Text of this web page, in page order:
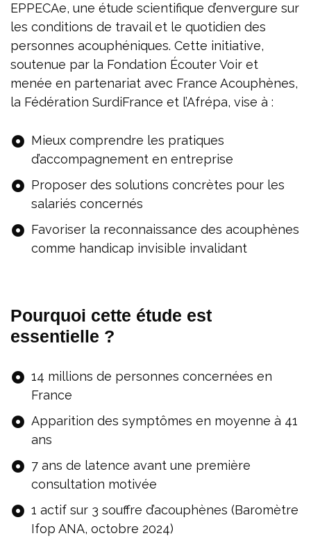
EPPECAe, une étude scientifique d’envergure sur
les conditions de travail et le quotidien des
personnes acouphéniques. Cette initiative,
soutenue par la Fondation Écouter Voir et
menée en partenariat avec France Acouphènes,
la Fédération SurdiFrance et l’Afrépa, vise à :
Mieux comprendre les pratiques
d’accompagnement en entreprise
Proposer des solutions concrètes pour les
salariés concernés
Favoriser la reconnaissance des acouphènes
comme handicap invisible invalidant
Pourquoi cette étude est
essentielle ?
14 millions de personnes concernées en
France
Apparition des symptômes en moyenne à 41
ans
7 ans de latence avant une première
consultation motivée
1 actif sur 3 souffre d’acouphènes (Baromètre
Ifop ANA, octobre 2024)